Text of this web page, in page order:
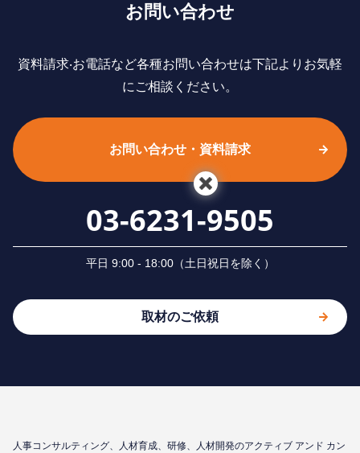
お問い合わせ
資料請求‧お電話など各種お問い合わせは下記よりお気軽
にご相談ください。
お問い合わせ・資料請求
03-6231-9505
平⽇ 9:00 - 18:00（⼟⽇祝⽇を除く）
取材のご依頼
⼈事コンサルティング、⼈材育成、研修、⼈材開発のアクティブ アンド カン